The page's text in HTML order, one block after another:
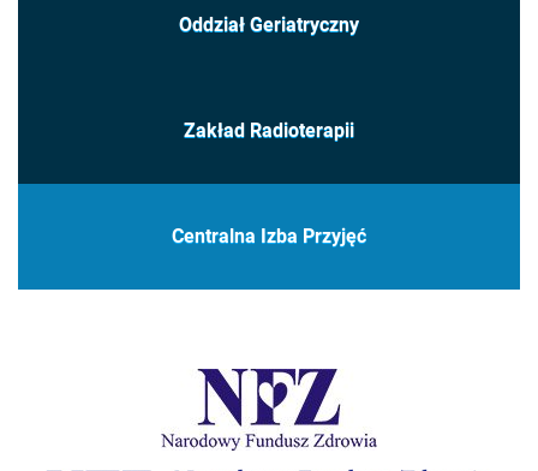
Oddział Geriatryczny
Zakład Radioterapii
Centralna Izba Przyjęć